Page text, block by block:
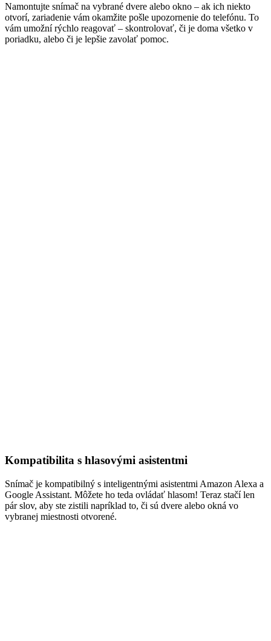
Namontujte snímač na vybrané dvere alebo okno – ak ich niekto
otvorí, zariadenie vám okamžite pošle upozornenie do telefónu. To
vám umožní rýchlo reagovať – skontrolovať, či je doma všetko v
poriadku, alebo či je lepšie zavolať pomoc.
Kompatibilita s hlasovými asistentmi
Snímač je kompatibilný s inteligentnými asistentmi Amazon Alexa a
Google Assistant. Môžete ho teda ovládať hlasom! Teraz stačí len
pár slov, aby ste zistili napríklad to, či sú dvere alebo okná vo
vybranej miestnosti otvorené.